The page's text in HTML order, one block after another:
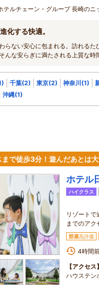
テルチェーン・グループ 長崎の
化する快適。
らない安心に包まれる。訪れる
んな安らぎに満たされる上質な時
千葉(2) 東京(2) 神奈川(1)
沖縄(1)
で徒歩3分！遊んだあとは
ホテル
ハイクラス
リゾートで
までのアク
部屋高評価
4時間
【アクセス】
ハウステン